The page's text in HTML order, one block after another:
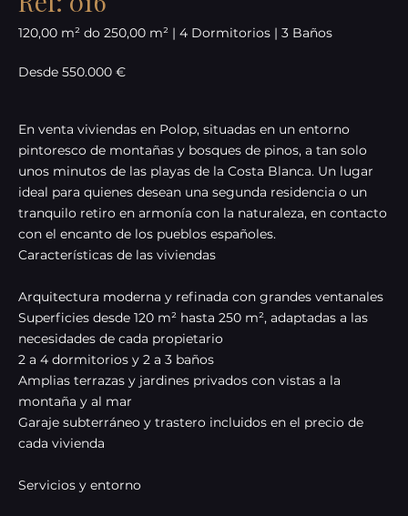
120,00 m² do 250,00 m² | 4 Dormitorios | 3 Baños
Desde 550.000 €
En venta viviendas en Polop, situadas en un entorno
pintoresco de montañas y bosques de pinos, a tan solo
unos minutos de las playas de la Costa Blanca. Un lugar
ideal para quienes desean una segunda residencia o un
tranquilo retiro en armonía con la naturaleza, en contacto
con el encanto de los pueblos españoles.
Características de las viviendas
Arquitectura moderna y refinada con grandes ventanales
Superficies desde 120 m² hasta 250 m², adaptadas a las
necesidades de cada propietario
2 a 4 dormitorios y 2 a 3 baños
Amplias terrazas y jardines privados con vistas a la
montaña y al mar
Garaje subterráneo y trastero incluidos en el precio de
cada vivienda
Servicios y entorno